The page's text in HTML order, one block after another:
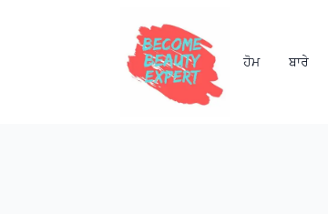
ਹੋਮ ਬਾਰੇ